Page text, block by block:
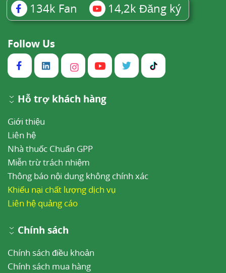
134k Fan 14,2k Đăng ký
Follow Us
Hỗ trợ khách hàng
Giới thiệu
Liên hệ
Nhà thuốc Chuẩn GPP
Miễn trừ trách nhiệm
Thông báo nội dung không chính xác
Khiếu nại chất lượng dịch vụ
Liên hệ quảng cáo
Chính sách
Chính sách điều khoản
Chính sách mua hàng